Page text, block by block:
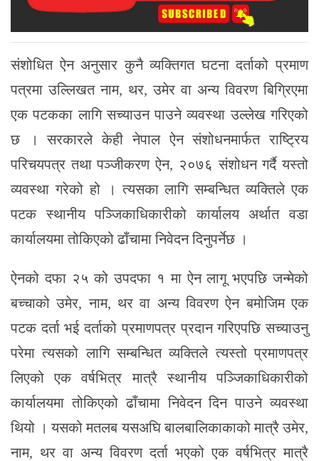
संशोधित ऐन अनुसार कुनै व्यक्तिगत घटना दर्ताको प्रमाण
पत्रमा उल्लिखत नाम, थर, उमेर वा अन्य विवरण बिग्रिएमा
एक पटकका लागि सच्याउन पाउने व्यवस्था उल्लेख गरिएको
छ । सरकारले केही नेपाल ऐन संशोधनमार्फत राष्ट्रिय
परिचयपत्र तथा पञ्जीकरण ऐन, २०७६ संशोधन गर्दै यस्तो
व्यवस्था गरेको हो । त्यसका लागि सम्बन्धित व्यक्तिले एक
पटक स्थानीय पञ्जिकाधिकारीको कार्यालय अर्थात वडा
कार्यालयमा तोकिएको ढाँचामा निवेदन दिनुपर्नेछ ।
ऐनको दफा २५ को उपदफा १ मा ऐन लागू भएपछि जन्मेको
बच्चाको उमेर, नाम, थर वा अन्य विवरण ऐन बमोजिम एक
पटक दर्ता भई दर्ताको प्रमाणपत्र प्रदान गरिएपछि सच्याउनु
परेमा त्यसको लागि सम्बन्धित व्यक्तिले त्यस्तो प्रमाणपत्र
लिएको एक वर्षभित्र मात्रै स्थानीय पञ्जिकाधिकारीको
कार्यालयमा तोकिएको ढाँचामा निवेदन दिन पाउने व्यवस्था
थियो । यसको मतलब यसअघि बालबालिकाकाको मात्रै उमेर,
नाम, थर वा अन्य विवरण दर्ता भएको एक वर्षभित्र मात्रै